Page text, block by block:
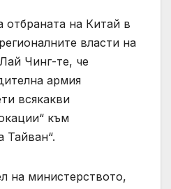
отбраната на Китай в
власти на
Чинг-те, че
армия
всякакви
към
Тайван“.
на министерството,